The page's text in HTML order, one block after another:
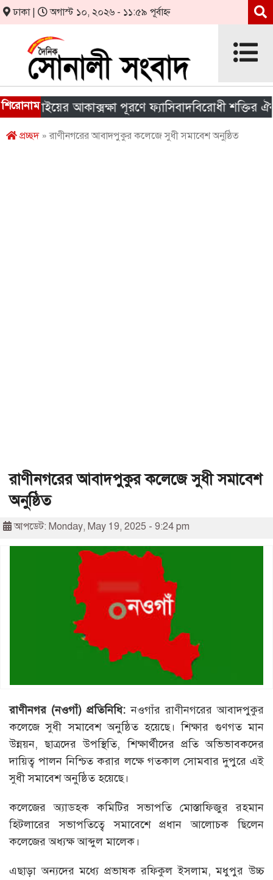
ঢাকা | অগাস্ট ১০, ২০২৬ - ১১:৫৯ পূর্বাহ্ন
শিরোনামআকাক্সক্ষা পূরণে ফ্যাসিবাদবিরোধী শক্তির ঐক্য
প্রচ্ছদ» রাণীনগরের আবাদপুকুর কলেজে সুধী সমাবেশ অনুষ্ঠিত
রাণীনগরের আবাদপুকুর কলেজে সুধী সমাবেশ
অনুষ্ঠিত
আপডেট: Monday, May 19, 2025 - 9:24 pm
রাণীনগর (নওগাঁ)প্রতিনিধি: নওগাঁর রাণীনগরের আবাদপুকুর
কলেজে সুধী সমাবেশ অনুষ্ঠিত হয়েছে। শিক্ষার গুণগত মান
উন্নয়ন, ছাত্রদের উপস্থিতি, শিক্ষার্থীদের প্রতি অভিভাবকদের
দায়িত্ব পালন নিশ্চিত করার লক্ষে গতকাল সোমবার দুপুরে এই
সুধী সমাবেশ অনুষ্ঠিত হয়েছে।
কলেজের অ্যাডহক কমিটির সভাপতি মোস্তাফিজুর রহমান
হিটলারের সভাপতিত্বে সমাবেশে প্রধান আলোচক ছিলেন
কলেজের অধ্যক্ষ আব্দুল মালেক।
এছাড়া অন্যদের মধ্যে প্রভাষক রফিকুল ইসলাম, মধুপুর উচ্চ